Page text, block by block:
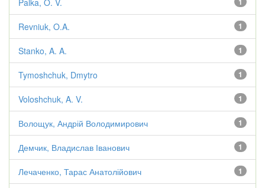
Palka, O. V.
1
Revniuk, O.A.
1
Stanko, A. A.
1
Tymoshchuk, Dmytro
1
Voloshchuk, A. V.
1
Волощук, Андрій Володимирович
1
Демчик, Владислав Іванович
1
Лечаченко, Тарас Анатолійович